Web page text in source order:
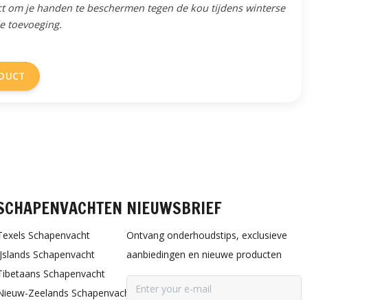
om je handen te beschermen tegen de kou tijdens winterse
toevoeging.
Schapenvacht
Schapenvacht
Schapenvacht
Zeelands Schapenvacht
NIEUWSBRIEF
Ontvang onderhoudstips, exclusieve
aanbiedingen en nieuwe producten